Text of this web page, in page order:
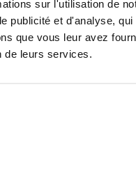
sur l'utilisation de
publicité et d'analyse,
que vous leur avez
leurs services.